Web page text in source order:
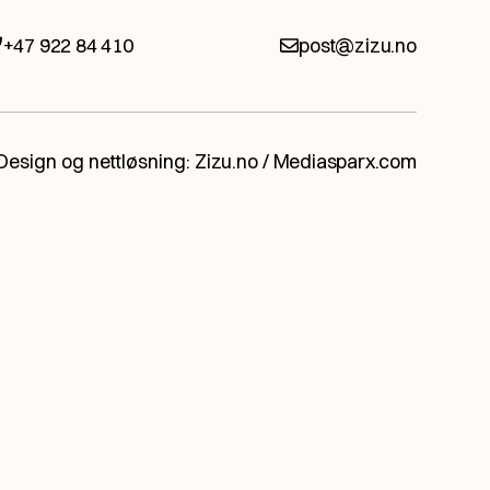
å by på.
+47 922 84 410 post@zizu.no
og nettløsning: Zizu.no/ Mediasparx.com